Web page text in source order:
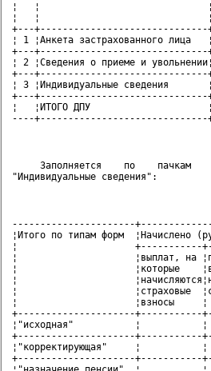
¦   ¦                              ¦
¦   ¦                              ¦
+---+------------------------------
¦ 1 ¦Анкета застрахованного
+---+------------------------------
¦ 2 ¦Сведения о приеме и
+---+------------------------------
¦ 3 ¦Индивидуальные
+---+------------------------------
¦   ¦ИТОГО ДПУ
----+------------------------------
Заполняется    по    пачкам
"Индивидуальные сведения":
----------------------
¦Итого по типам форм  ¦Начислено
¦                     +-----------
¦                     ¦выплат, на
¦                     ¦которые
¦
¦                     ¦страховые
¦                     ¦взносы
+---------------------+-----------
¦"исходная"           ¦
+---------------------+-----------
¦"корректирующая"     ¦
+---------------------+-----------